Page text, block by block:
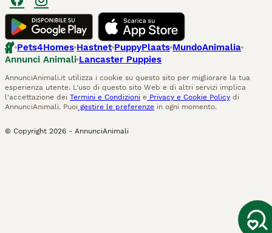
Pets4Homes Hastnet PuppyPlaats MundoAnimalia
Annunci Animali Lancaster Puppies
AnnunciAnimali.it utilizza i cookie su questo sito per migliorare la tua
esperienza utente. L'uso di questo sito Web e di altri servizi implica
l'accettazione dei Termini e Condizioni e Privacy e Cookie Policy di
AnnunciAnimali. Puoi gestire le preferenze in ogni momento.
© Copyright 2026 - AnnunciAnimali